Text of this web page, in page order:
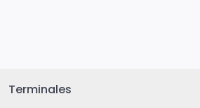
Terminales